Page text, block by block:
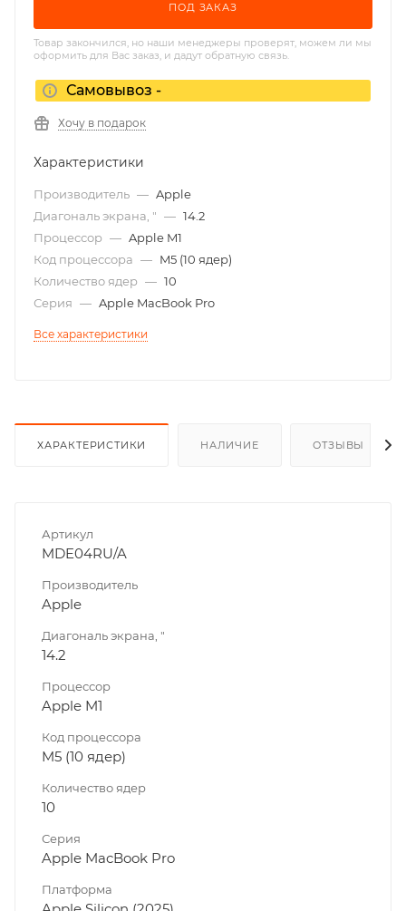
ПОД ЗАКАЗ
Товар закончился, но наши менеджеры проверят, можем ли мы
оформить для Вас заказ, и дадут обратную связь.
Самовывоз -
Хочу в подарок
Характеристики
Производитель — Apple
Диагональ экрана, " — 14.2
Процессор — Apple M1
Код процессора — M5 (10 ядер)
Количество ядер — 10
Серия — Apple MacBook Pro
Все характеристики
ХАРАКТЕРИСТИКИ НАЛИЧИЕ ОТЗЫВЫ
Артикул
MDE04RU/A
Производитель
Apple
Диагональ экрана, "
14.2
Процессор
Apple M1
Код процессора
M5 (10 ядер)
Количество ядер
10
Серия
Apple MacBook Pro
Платформа